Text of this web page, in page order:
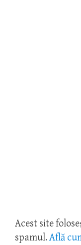
Acest site
spamul. Află